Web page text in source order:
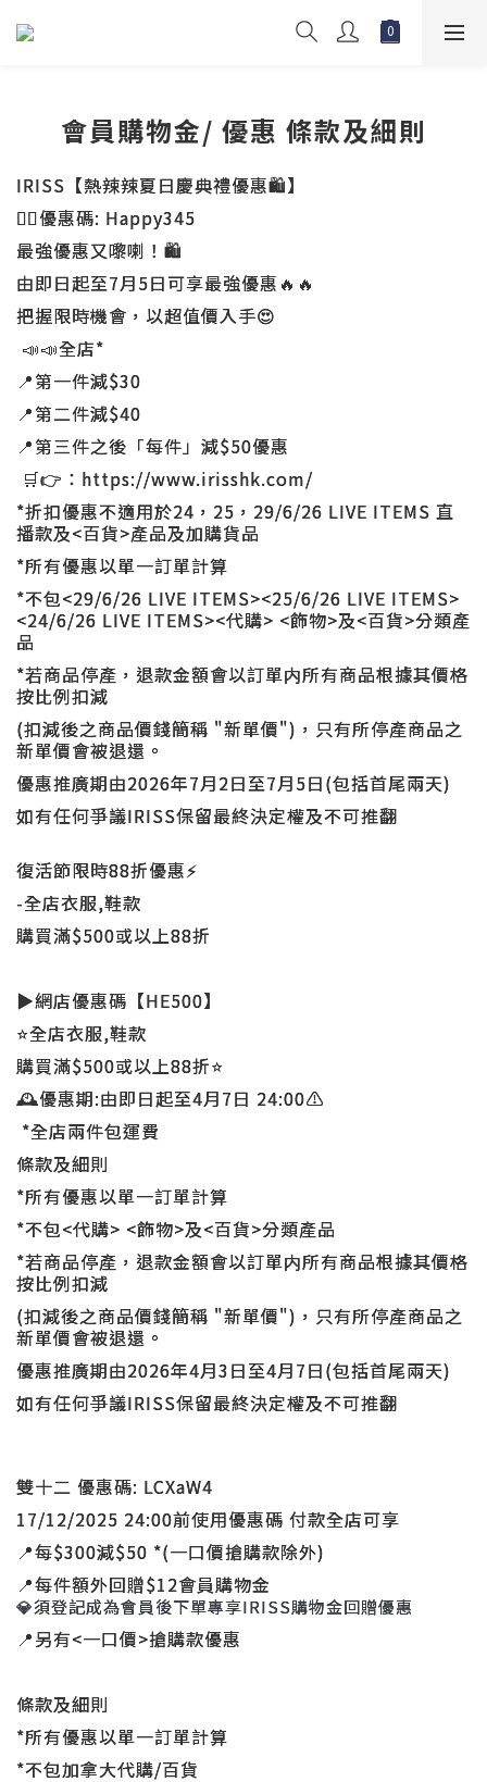
會員購物金/ 優惠 條款及細則
IRISS【熱辣辣夏日慶典禮優惠🛍️】
🖐🏻優惠碼: Happy345
最強優惠又嚟喇！🛍️
由即日起至7月5日可享最強優惠🔥🔥
把握限時機會，以超值價入手😍
📣📣全店*
📍第一件減$30
📍第二件減$40
📍第三件之後「每件」減$50優惠
🛒👉：https://www.irisshk.com/
*折扣優惠不適用於24，25，29/6/26 LIVE ITEMS 直
播款及<百貨>產品及加購貨品
*所有優惠以單一訂單計算
*不包<29/6/26 LIVE ITEMS><25/6/26 LIVE ITEMS>
<24/6/26 LIVE ITEMS><代購> <飾物>及<百貨>分類產
品
*若商品停產，退款金額會以訂單内所有商品根據其價格
按比例扣減
(扣減後之商品價錢簡稱 "新單價")，只有所停產商品之
新單價會被退還。
優惠推廣期由2026年7月2日至7月5日(包括首尾兩天)
如有任何爭議IRISS保留最終決定權及不可推翻
復活節限時88折優惠⚡️
-全店衣服,鞋款
購買滿$500或以上88折
▶網店優惠碼【HE500】
⭐全店衣服,鞋款
購買滿$500或以上88折⭐
🕰️優惠期:由即日起至4月7日 24:00⚠️
*全店兩件包運費
條款及細則
*所有優惠以單一訂單計算
*不包<代購> <飾物>及<百貨>分類產品
*若商品停產，退款金額會以訂單内所有商品根據其價格
按比例扣減
(扣減後之商品價錢簡稱 "新單價")，只有所停產商品之
新單價會被退還。
優惠推廣期由2026年4月3日至4月7日(包括首尾兩天)
如有任何爭議IRISS保留最終決定權及不可推翻
雙十二 優惠碼: LCXaW4
17/12/2025 24:00前使用優惠碼 付款全店可享
📍每$300減$50 *(一口價搶購款除外)
📍每件額外回贈$12會員購物金
💎須登記成為會員後下單專享IRISS購物金回贈優惠
📍另有<一口價>搶購款優惠
條款及細則
*所有優惠以單一訂單計算
*不包加拿大代購/百貨